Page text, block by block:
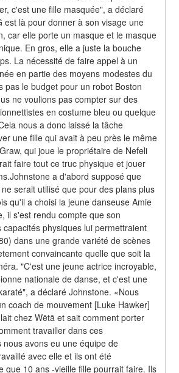
c'est une fille masquée", a déclaré
est là pour donner à son visage une
car elle porte un masque et le masque
En gros, elle a juste la bouche
La nécessité de faire appel à un
en partie des moyens modestes du
pas le budget pour un robot Boston
ne voulions pas compter sur des
en costume bleu ou quelque
nous a donc laissé la tâche
une fille qui avait à peu près le même
qui joue le propriétaire de Nefeli
faire tout ce truc physique et jouer
a d'abord supposé que
serait utilisé que pour des plans plus
qu'il a choisi la jeune danseuse Amie
il s'est rendu compte que son
physiques lui permettraient
dans une grande variété de scènes
convaincante quelle que soit la
"C'est une jeune actrice incroyable,
nationale de danse, et c'est une
a déclaré Johnstone. «Nous
coach de mouvement [Luke Hawker]
chez Wētā et sait comment porter
travailler dans ces
nous avons eu une équipe de
avec elle et ils ont été
que 10 ans -vieille fille pourrait faire. Ils